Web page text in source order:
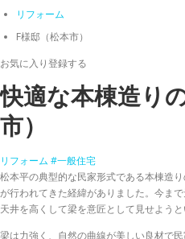
リフォーム
F様邸（松本市）
お気に入り登録する
快適な本棟造り
市）
リフォーム #一般住宅
松本平の典型的な民家形式である本棟造
が行われてきた経緯がありました。今ま
天井を高くして梁を意匠として見せようと
梁は力強く、自然の曲線が美しい良材で民